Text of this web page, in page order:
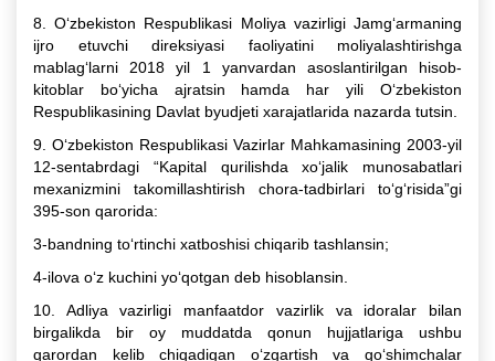
8. O‘zbekiston Respublikasi Moliya vazirligi Jamg‘armaning
ijro etuvchi direksiyasi faoliyatini moliyalashtirishga
mablag‘larni 2018 yil 1 yanvardan asoslantirilgan hisob-
kitoblar bo‘yicha ajratsin hamda har yili O‘zbekiston
Respublikasining Davlat byudjeti xarajatlarida nazarda tutsin.
9. O‘zbekiston Respublikasi Vazirlar Mahkamasining 2003-yil
12-sentabrdagi “Kapital qurilishda xo‘jalik munosabatlari
mexanizmini takomillashtirish chora-tadbirlari to‘g‘risida”gi
395-son qarorida:
3-bandning to‘rtinchi xatboshisi chiqarib tashlansin;
4-ilova o‘z kuchini yo‘qotgan deb hisoblansin.
10. Adliya vazirligi manfaatdor vazirlik va idoralar bilan
birgalikda bir oy muddatda qonun hujjatlariga ushbu
qarordan kelib chiqadigan o‘zgartish va qo‘shimchalar